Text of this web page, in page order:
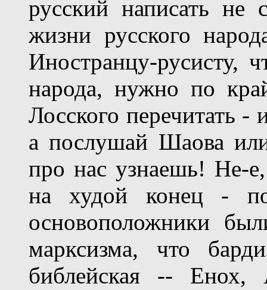
русский написать не
жизни русского
Иностранцу-русисту,
народа, нужно по
Лосского перечитать -
а послушай Шаова
про нас узнаешь! Не-
на худой конец -
основоположники
марксизма, что
библейская --